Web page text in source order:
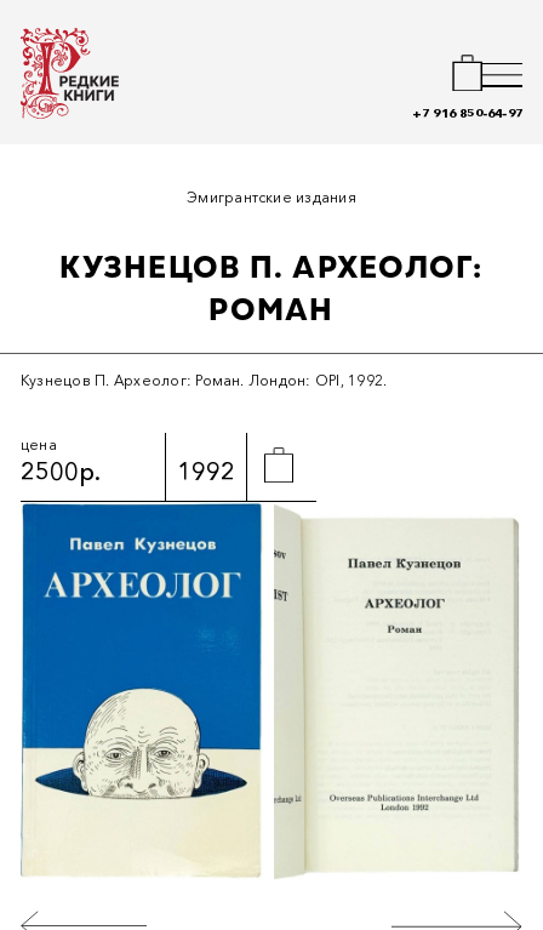
+7 916 850-64-97
Эмигрантские издания
КУЗНЕЦОВ П. АРХЕОЛОГ:
РОМАН
Кузнецов П. Археолог: Роман. Лондон: OPI, 1992.
цена
2500р. 1992